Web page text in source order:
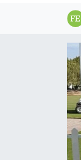
Buz Hokeyi
Buz Pateni
Çim Hokeyi
Cimnastik